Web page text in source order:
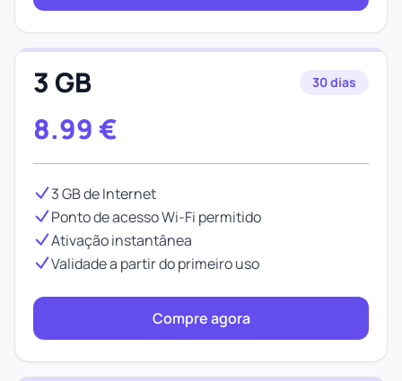
3 GB 30 dias
8.99 €
3 GB de Internet
Ponto de acesso Wi-Fi permitido
Ativação instantânea
Validade a partir do primeiro uso
Compre agora